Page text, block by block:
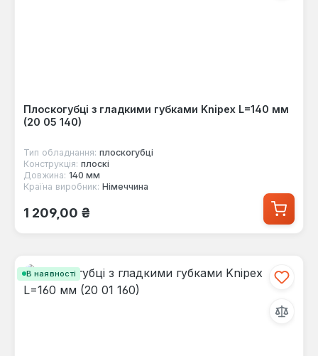
Плоскогубці з гладкими губками Knipex L=140 мм
(20 05 140)
Тип обладнання: плоскогубці
Конструкція: плоскі
Довжина: 140 мм
Країна виробник: Німеччина
Звичайна ціна:
1 209,00 ₴
В наявності